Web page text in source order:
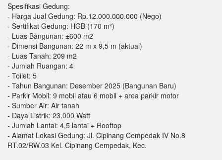
Spesifikasi Gedung:
- Harga Jual Gedung: Rp.12.000.000.000 (Nego)
- Sertifikat Gedung: HGB (170 m²)
- Luas Bangunan: ±600 m2
- Dimensi Bangunan: 22 m x 9,5 m (aktual)
- Luas Tanah: 209 m2
- Jumlah Ruangan: 4
- Toilet: 5
- Tahun Bangunan: Desember 2025 (Bangunan Baru)
- Parkir Mobil: 9 mobil atau 6 mobil + area parkir motor
- Sumber Air: Air tanah
- Daya Listrik: 23.000 Watt
- Jumlah Lantai: 4,5 lantai + Rooftop
- Alamat Lokasi Gedung: Jl. Cipinang Cempedak IV No.8
RT.02/RW.03 Kel. Cipinang Cempedak, Kec.